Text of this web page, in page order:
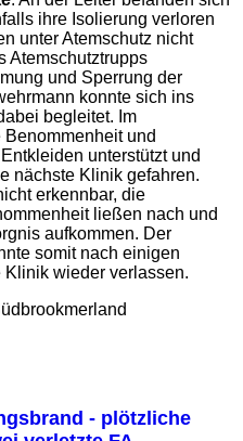
ihre Isolierung verloren
unter Atemschutz nicht
Atemschutztrupps
und Sperrung der
konnte sich ins
begleitet. Im
und
unterstützt und
nächste Klinik gefahren.
erkennbar, die
ließen nach und
aufkommen. Der
somit nach einigen
wieder verlassen.
- plötzliche